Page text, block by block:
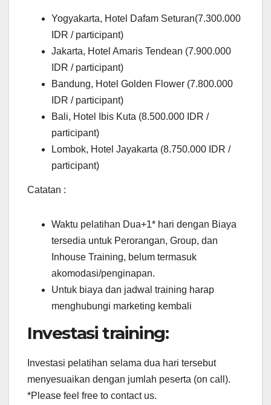
Yogyakarta, Hotel Dafam Seturan(7.300.000
IDR / participant)
Jakarta, Hotel Amaris Tendean (7.900.000
IDR / participant)
Bandung, Hotel Golden Flower (7.800.000
IDR / participant)
Bali, Hotel Ibis Kuta (8.500.000 IDR /
participant)
Lombok, Hotel Jayakarta (8.750.000 IDR /
participant)
Catatan :
Waktu pelatihan Dua+1* hari dengan Biaya
tersedia untuk Perorangan, Group, dan
Inhouse Training, belum termasuk
akomodasi/penginapan.
Untuk biaya dan jadwal training harap
menghubungi marketing kembali
Investasi training:
Investasi pelatihan selama dua hari tersebut
menyesuaikan dengan jumlah peserta (on call).
*Please feel free to contact us.